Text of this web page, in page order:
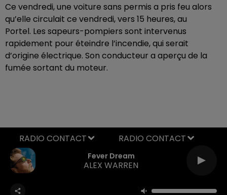
Ce vendredi, une voiture sans permis a pris feu alors
qu’elle circulait ce vendredi, vers 15 heures, au
Portel. Les sapeurs-pompiers sont intervenus
rapidement pour éteindre l’incendie, qui serait
d’origine électrique. Son conducteur a aperçu de la
fumée sortant du moteur.
Fever Dream
ALEX WARREN
RADIO CONTACT